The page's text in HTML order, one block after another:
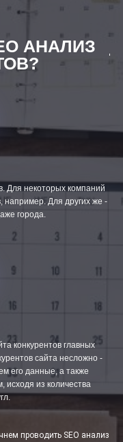
АНАЛИЗ
Для некоторых компаний
например. Для других же -
города.
конкурентов главных
сайта несложно -
его данные, а также
из количества
проводить SEO анализ